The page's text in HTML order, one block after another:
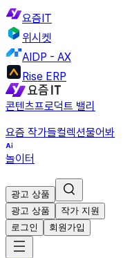
요즘IT
위시켓
AIDP - AX
Rise ERP
콘텐츠프로덕트 밸리
요즘 작가들컬렉션물어봐
놀이터
광고 상품
광고 상품
작가 지원
로그인
회원가입